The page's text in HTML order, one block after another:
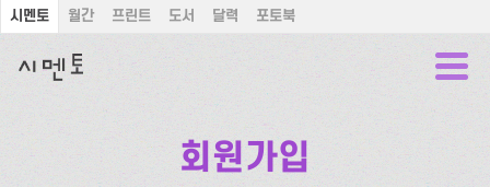
시멘토 월간 프린트 도서 달력 포토북
회원가입